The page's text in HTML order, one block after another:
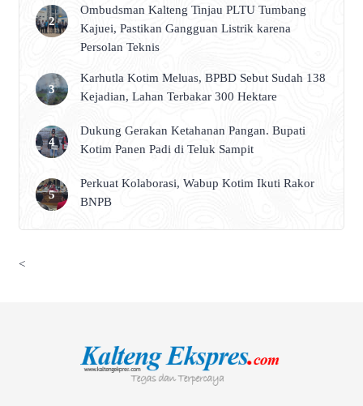
Ombudsman Kalteng Tinjau PLTU Tumbang
Kajuei, Pastikan Gangguan Listrik karena
Persolan Teknis
Karhutla Kotim Meluas, BPBD Sebut Sudah 138
Kejadian, Lahan Terbakar 300 Hektare
Dukung Gerakan Ketahanan Pangan. Bupati
Kotim Panen Padi di Teluk Sampit
Perkuat Kolaborasi, Wabup Kotim Ikuti Rakor
BNPB
<